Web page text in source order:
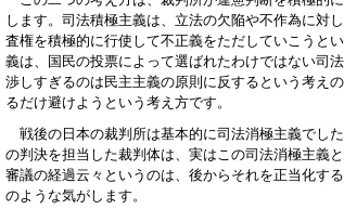
します。司法積極主義は、立法の欠陥や不作為に対
査権を積極的に行使して不正義をただしていこうと
義は、国民の投票によって選ばれたわけではない司
渉しすぎるのは民主主義の原則に反するという考え
るだけ避けようという考え方です。
戦後の日本の裁判所は基本的に司法消極主義でし
の判決を担当した裁判体は、実はこの司法消極主義
審議の経過云々というのは、後からそれを正当化す
のような気がします。